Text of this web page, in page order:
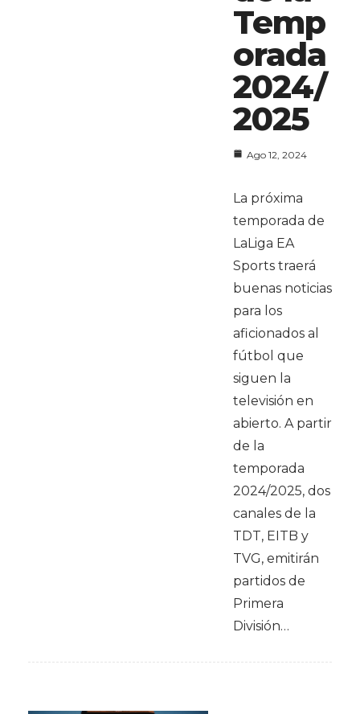
Temp
orada
2024/
2025
Ago 12, 2024
La próxima
temporada de
LaLiga EA
Sports traerá
buenas noticias
para los
aficionados al
fútbol que
siguen la
televisión en
abierto. A partir
de la
temporada
2024/2025, dos
canales de la
TDT, EITB y
TVG, emitirán
partidos de
Primera
División…